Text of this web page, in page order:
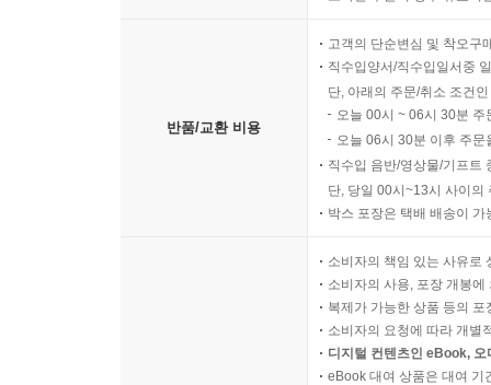
반품/교환 비용
고객의 단순변심 및 착오구
직수입양서/직수입일서중
단, 아래의 주문/취소 조건
오늘 00시 ~ 06시 30분
오늘 06시 30분 이후 주
직수입 음반/영상물/기프트
단, 당일 00시~13시 사이의
박스 포장은 택배 배송이
소비자의 책임 있는 사유로
소비자의 사용, 포장 개봉
복제가 가능한 상품 등의
소비자의 요청에 따라 개별
디지털 컨텐츠인 eBook,
eBook 대여 상품은 대여 기